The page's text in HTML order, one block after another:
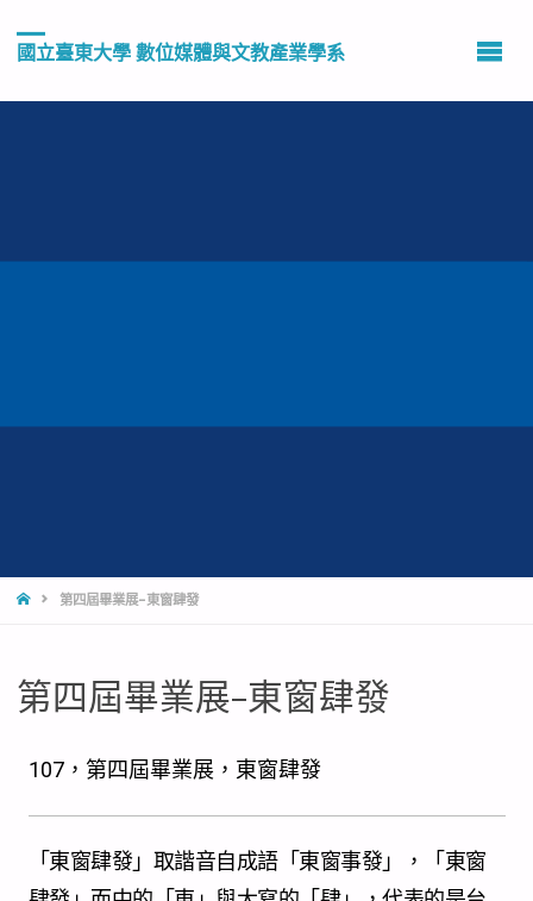
國立臺東大學 數位媒體與文教產業學系
第四屆畢業展–東窗肆發
第四屆畢業展–東窗肆發
107，第四屆畢業展，東窗肆發
「東窗肆發」取諧音自成語「東窗事發」，「東窗